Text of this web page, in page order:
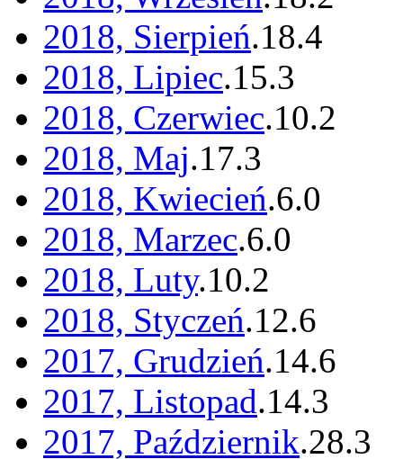
2018, Sierpień.18.4
2018, Lipiec.15.3
2018, Czerwiec.10.2
2018, Maj.17.3
2018, Kwiecień.6.0
2018, Marzec.6.0
2018, Luty.10.2
2018, Styczeń.12.6
2017, Grudzień.14.6
2017, Listopad.14.3
2017, Październik.28.3